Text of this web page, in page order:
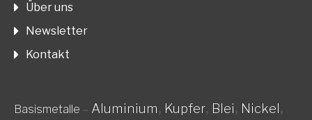
Über uns
Newsletter
Kontakt
Basismetalle – Aluminium, Kupfer, Blei, Nickel,